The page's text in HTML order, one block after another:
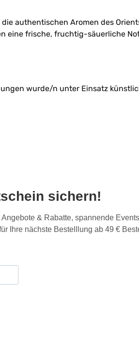
authentischen Aromen des
eine frische, fruchtig-säuerliche
wurde/n unter Einsatz
sichern!
& Rabatte, spannende
Ihre nächste Bestelllung ab 49 €